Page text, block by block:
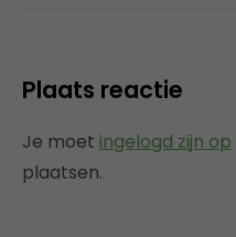
Plaats reactie
Je moet ingelogd zijn op
plaatsen.